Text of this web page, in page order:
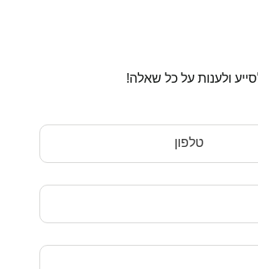
ולענות על כל שאלה!
טלפון